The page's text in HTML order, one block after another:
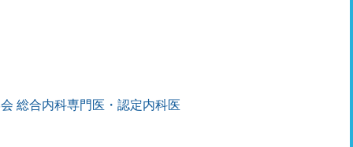
総合内科専門医・認定内科医